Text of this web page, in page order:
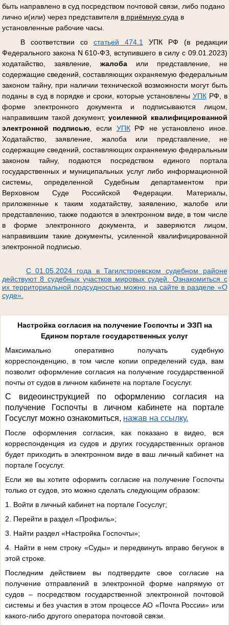
быть направлено в суд посредством почтовой связи, либо подано
лично и(или) через представителя в приёмную суда в
установленные рабочие часы.
В соответствии со статьей 474.1
УПК РФ (в редакции
Федерального закона N 610-ФЗ, вступившего в силу с 09.01.2023)
ходатайство, заявление, жалобаили представление, не
содержащие сведений, составляющих охраняемую федеральным
законом тайну, при наличии технической возможности могут быть
поданы в суд в порядке и сроки, которые установлены УПКРФ, в
форме электронного документа и подписываются лицом,
направившим такой документ,усиленной квалифицированной
электронной подписью , если УПКРФ не установлено иное.
Ходатайство, заявление, жалоба или представление, не
содержащие сведений, составляющих охраняемую федеральным
законом тайну, подаются посредством единого портала
государственных и муниципальных услуг либо информационной
системы, определенной Судебным департаментом при
Верховном Суде Российской Федерации. Материалы,
приложенные к таким ходатайству, заявлению, жалобе или
представлению, также подаются в электронном виде, в том числе
в форме электронного документа, и заверяются лицом,
направившим такие документы, усиленной квалифицированной
электронной подписью.
С 01.05.2024 года в Тагилстроевском судебном районе
действуют 8 судебных участков мировых судей. Ознакомиться с
их территориальной подсудностью можно на сайте в разделе «О
суде».
Настройка согласия на получение Госпочты и ЭЗП на
Едином портале государственных услуг
Максимально оперативно получать судебную
корреспонденцию, в том числе копии определений суда, вам
позволит оформление согласия на получение государственной
почты от судов в личном кабинете на портале Госуслуг.
С видеоинструкцией по оформлению согласия на
получение Госпочты в личном кабинете на портале
Госуслуг можно ознакомиться, нажав на ссылку.
После оформления согласия, как показано в видео, вся
корреспонденция из судов и других государственных органов
будет приходить в электронном виде в ваш личный кабинет на
портале Госуслуг.
Если же вы хотите оформить согласие на получение Госпочты
только от судов, это можно сделать следующим образом:
1. Войти в личный кабинет на портале Госуслуг;
2. Перейти в раздел «Профиль»;
3. Найти раздел «Настройка Госпочты»;
4. Найти в нем строку «Суды» и передвинуть вправо бегунок в
этой строке.
Последним действием вы подтвердите свое согласие на
получение отправлений в электронной форме напрямую от
судов – посредством государственной электронной почтовой
системы и без участия в этом процессе АО «Почта России» или
какого-либо другого оператора почтовой связи.